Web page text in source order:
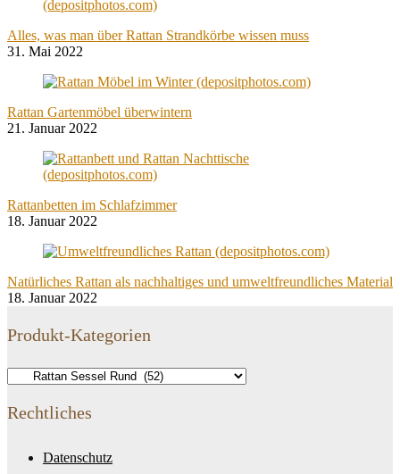
Alles, was man über Rattan Strandkörbe wissen muss
31. Mai 2022
Rattan Gartenmöbel überwintern
21. Januar 2022
Rattanbetten im Schlafzimmer
18. Januar 2022
Natürliches Rattan als nachhaltiges und umweltfreundliches Material
18. Januar 2022
Produkt-Kategorien
Rechtliches
Datenschutz